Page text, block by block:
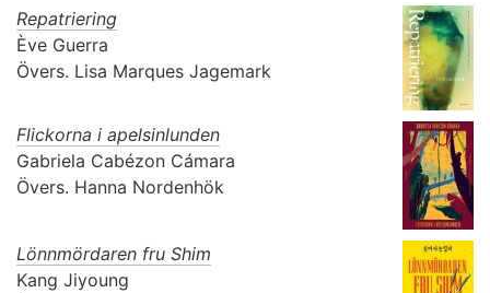
Repatriering
Ève Guerra
Övers. Lisa Marques Jagemark
Flickorna i apelsinlunden
Gabriela Cabézon Cámara
Övers. Hanna Nordenhök
Lönnmördaren fru Shim
Kang Jiyoung